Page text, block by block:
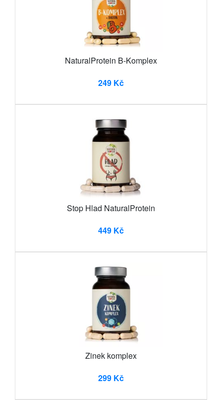
NaturalProtein B-Komplex
249 Kč
Stop Hlad NaturalProtein
449 Kč
Zinek komplex
299 Kč